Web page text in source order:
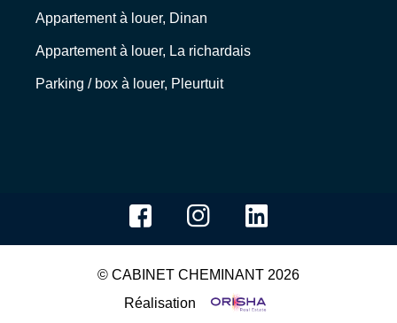
Appartement à louer, Dinan
Appartement à louer, La richardais
Parking / box à louer, Pleurtuit
© CABINET CHEMINANT 2026
Réalisation